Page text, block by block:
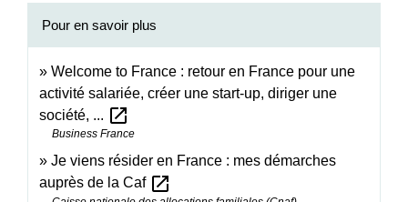
Pour en savoir plus
Welcome to France : retour en France pour une
activité salariée, créer une start-up, diriger une
société, ... open_in_new
Business France
Je viens résider en France : mes démarches
auprès de la Caf open_in_new